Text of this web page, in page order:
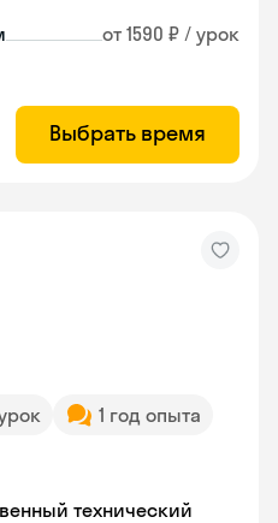
от 1590 ₽ / урок
Выбрать время
1 год опыта
технический